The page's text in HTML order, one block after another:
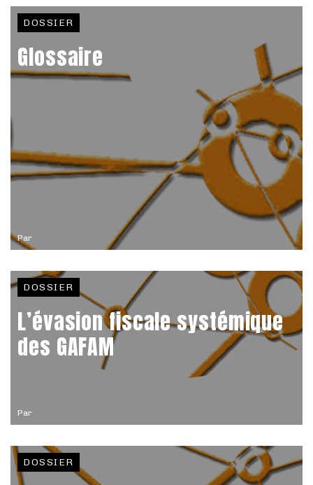
Par
DOSSIER
Glossaire
Par
DOSSIER
L’évasion fiscale systémique
des GAFAM
DOSSIER